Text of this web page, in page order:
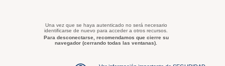
Una vez que se haya autenticado no será necesario
identificarse de nuevo para acceder a otros recursos.
Para desconectarse, recomendamos que cierre su
navegador (cerrando todas las ventanas).